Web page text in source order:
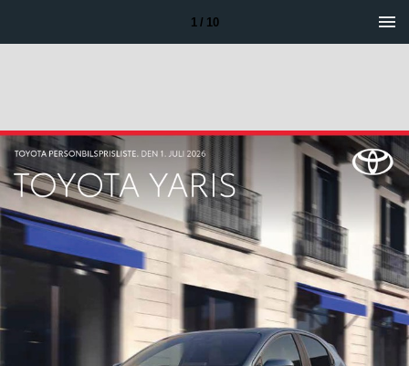
1 / 10